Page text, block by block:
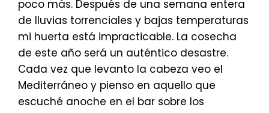
poco más. Después de una semana entera
de lluvias torrenciales y bajas temperaturas
mi huerta está impracticable. La cosecha
de este año será un auténtico desastre.
Cada vez que levanto la cabeza veo el
Mediterráneo y pienso en aquello que
escuché anoche en el bar sobre los